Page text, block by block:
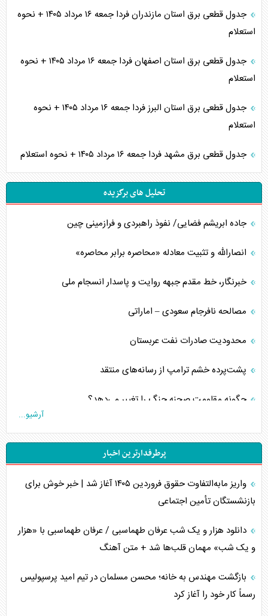
جدول قطعی برق استان مازندران فردا جمعه ۱۶ مرداد ۱۴۰۵ + نحوه
استعلام
جدول قطعی برق استان اصفهان فردا جمعه ۱۶ مرداد ۱۴۰۵ + نحوه
استعلام
جدول قطعی برق استان البرز فردا جمعه ۱۶ مرداد ۱۴۰۵ + نحوه
استعلام
جدول قطعی برق مشهد فردا جمعه ۱۶ مرداد ۱۴۰۵ + نحوه استعلام
تحلیل های برگزیده
جاده ابریشم فضایی/ نفوذ راهبردی و فرازمینی چین
انصارالله و تثبیت معادله «محاصره برابر محاصره»
خبرنگار، خط مقدم جبهه روایت و پاسدار انسجام ملی
مصالحه نافرجام سعودی – اماراتی
محدودیت صادرات نفت عربستان
پشت‌پرده خشم ترامپ از رسانه‌های منتقد
چگونه مقاومت صحنه جنگ را تغییر می‌دهد؟
جنگ رمضان و معضل حضور نظامیان آمریکایی
تحلیل جامع پدیده تراستی‌ها
تأثیر جنگ ایران و آمریکا بر اقتصاد جهانی
اربعین، کابوس مشترک تل‌آویو-واشنگتن
برنامه هفتم توسعه در نقطه کور سیاستگذاری
آرشیو...
پرطرفدارترین اخبار
واریز مابه‌التفاوت حقوق فروردین ۱۴۰۵ آغاز شد | خبر خوش برای
بازنشستگان تأمین اجتماعی
دانلود هزار و یک شب عرفان طهماسبی / عرفان طهماسبی با «هزار
و یک شب» مهمان قلب‌ها شد + متن آهنگ
بازگشت مهندس به خانه؛ محسن مسلمان در تیم امید پرسپولیس
رسماً کار خود را آغاز کرد